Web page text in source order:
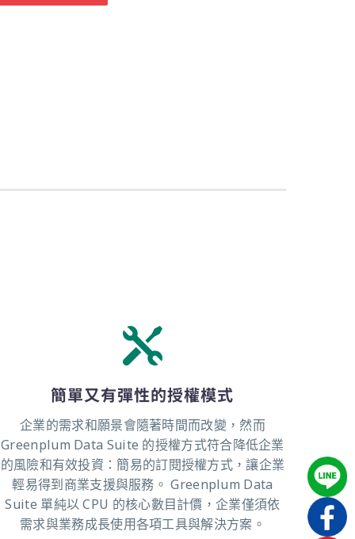
簡單又有彈性的授權模式
企業的需求和願景會隨著時間而改變，然而
Greenplum Data Suite 的授權方式符合降低企業
的風險和有效投資：簡易的訂閱授權方式，讓企業
輕易得到商業支援與服務。 Greenplum Data
Suite 單純以 CPU 的核心數目計價，企業僅須依
需求與業務成長使用各項工具與解決方案。